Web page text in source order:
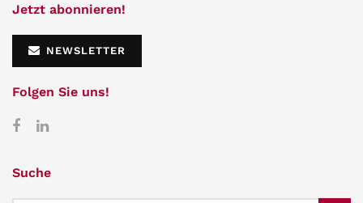
Jetzt abonnieren!
NEWSLETTER
Folgen Sie uns!
Suche